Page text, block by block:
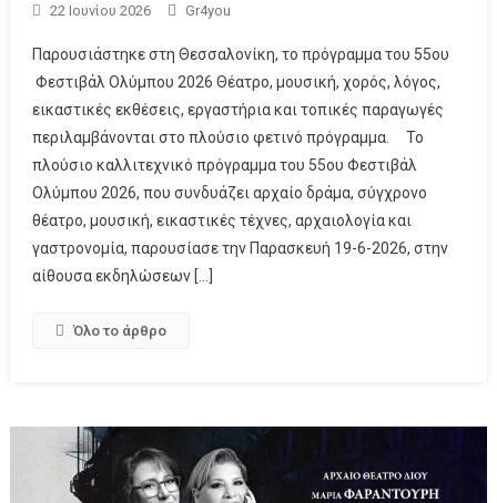
22 Ιουνίου 2026 Gr4you
Παρουσιάστηκε στη Θεσσαλονίκη, το πρόγραμμα του 55ου
Φεστιβάλ Ολύμπου 2026 Θέατρο, μουσική, χορός, λόγος,
εικαστικές εκθέσεις, εργαστήρια και τοπικές παραγωγές
περιλαμβάνονται στο πλούσιο φετινό πρόγραμμα. Το
πλούσιο καλλιτεχνικό πρόγραμμα του 55ου Φεστιβάλ
Ολύμπου 2026, που συνδυάζει αρχαίο δράμα, σύγχρονο
θέατρο, μουσική, εικαστικές τέχνες, αρχαιολογία και
γαστρονομία, παρουσίασε την Παρασκευή 19-6-2026, στην
αίθουσα εκδηλώσεων […]
Όλο το άρθρο